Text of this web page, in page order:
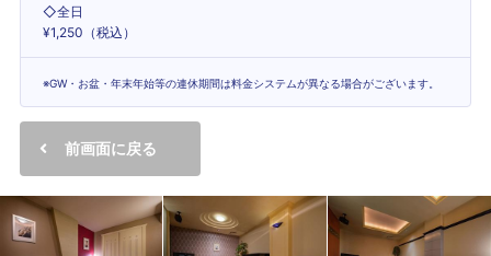
◇全日
¥1,250（税込）
※GW・お盆・年末年始等の連休期間は料金システムが異なる場合がございます。
前画面に戻る